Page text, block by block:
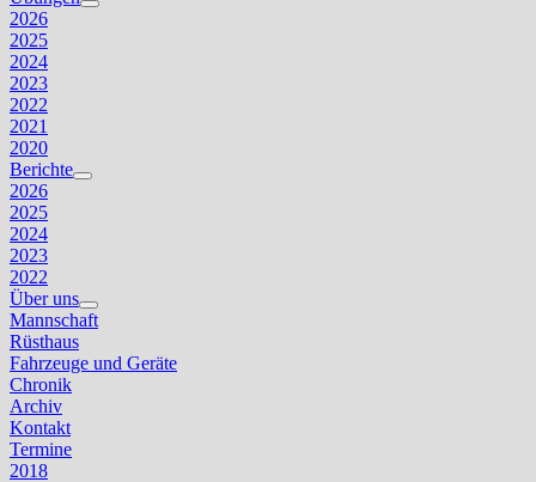
Untermenü
2026
2025
2024
2023
2022
2021
2020
Berichte
Untermenü
2026
2025
2024
2023
2022
Über uns
Untermenü
anzeigen
Mannschaft
Rüsthaus
Fahrzeuge und Geräte
Chronik
Archiv
Kontakt
Termine
2018